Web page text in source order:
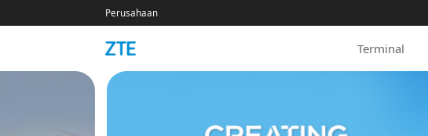
Perusahaan
Terminal